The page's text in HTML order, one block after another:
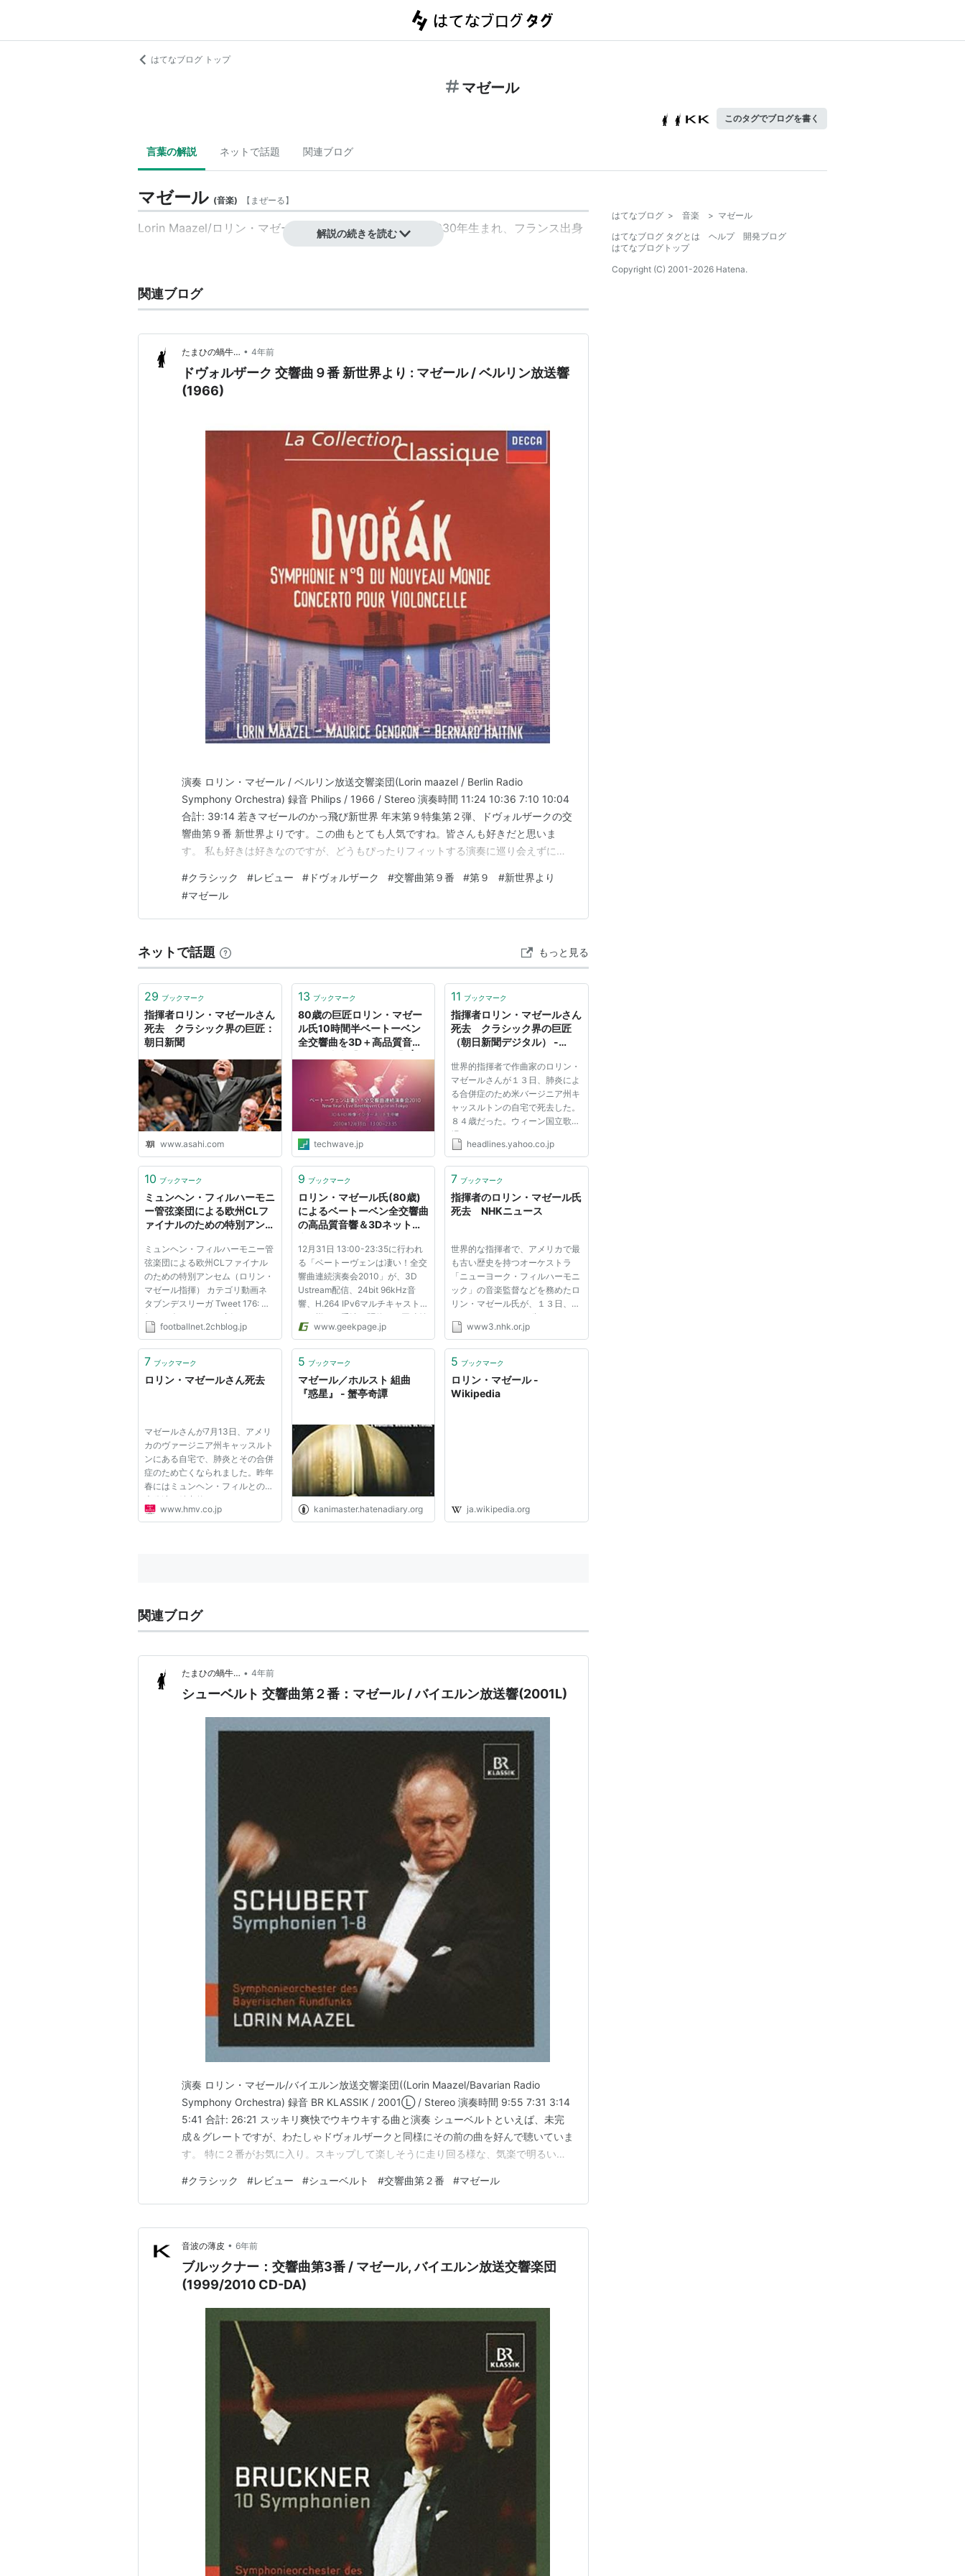
はてなブログ トップ
マゼール
このタグでブログを書く
言葉の解説 ネットで話題 関連ブログ
マゼール (音楽) 【 まぜーる】
Lorin Maazel/ ロリン・マゼール 、クラシック、指揮者、1930年生まれ、フランス出身
解説の続きを読む
関連ブログ
たまひの蝸牛… • 4年前
ドヴォルザーク 交響曲９番 新世界より : マゼール / ベルリン放送響
(1966)
演奏 ロリン・マゼール / ベルリン放送交響楽団(Lorin maazel / Berlin Radio
Symphony Orchestra) 録音 Philips / 1966 / Stereo 演奏時間 11:24 10:36 7:10 10:04
合計: 39:14 若きマゼールのかっ飛び新世界 年末第９特集第２弾、ドヴォルザークの交
響曲第９番 新世界よりです。この曲もとても人気ですね。皆さんも好きだと思いま
す。 私も好きは好きなのですが、どうもぴったりフィットする演奏に巡り会えずにい
けない田舎っぽい雰囲気が…
#クラシック #レビュー # ドヴォルザーク #交響曲第９番 #第９ #新世界より
#マゼール
ネットで話題 もっと見る
29 ブックマーク
指揮者ロリン・マゼールさん
死去 クラシック界の巨匠：
朝日新聞
www.asahi.com
13 ブックマーク
80歳の巨匠ロリン・マゼー
ル氏10時間半ベートーベン
全交響曲を3D＋高品質音響
TechWave（テックウェー
techwave.jp
11 ブックマーク
指揮者ロリン・マゼールさん
死去 クラシック界の巨匠
（朝日新聞デジタル） -
世界的指揮者で作曲家のロリン・
マゼールさんが１３日、肺炎によ
る合併症のため米バージニア州キ
ャッスルトンの自宅で死去した。
８４歳だった。ウィーン国立歌劇
場やニューヨーク・フィルハーモ
ニックなど欧米の数々の歌劇場を
巨匠だった。（ニューヨーク＝中
headlines.yahoo.co.jp
10 ブックマーク
ミュンヘン・フィルハーモニ
ー管弦楽団による欧州CLフ
ァイナルのための特別アンセ
: footballnet
ミュンヘン・フィルハーモニー管
弦楽団による欧州CLファイナル
のための特別アンセム（ロリン・
マゼール指揮） カテゴリ動画ネ
タブンデスリーガ Tweet 176: 名
無しに人種はない＠実況はサッカ
ーch 2013/05/20(月)
リン・マゼール指揮 ミュンヘ
レゼンツ CLファ...
footballnet.2chblog.jp
9 ブックマーク
ロリン・マゼール氏(80歳)
によるベートーベン全交響曲
の高品質音響＆3Dネット中
12月31日 13:00-23:35に行われ
る「ベートーヴェンは凄い！全交
響曲連続演奏会2010」が、3D
Ustream配信、24bit 96kHz音
響、H.264 IPv6マルチキャストな
ど、様々な手法を駆使した同時並
列高品質配信されます。 このク
演奏そのものも凄いです。 2010
ン・マゼー...
www.geekpage.jp
7 ブックマーク
指揮者のロリン・マゼール氏
死去 NHKニュース
世界的な指揮者で、アメリカで最
も古い歴史を持つオーケストラ
「ニューヨーク・フィルハーモニ
ック」の音楽監督などを務めたロ
リン・マゼール氏が、１３日、亡
くなりました。 ８４歳でした。
アメリカ人のロリン・マゼール氏
５歳からバイオリン、７歳から指
www3.nhk.or.jp
7 ブックマーク
ロリン・マゼールさん死去
マゼールさんが7月13日、アメリ
カのヴァージニア州キャッスルト
ンにある自宅で、肺炎とその合併
症のため亡くなられました。昨年
春にはミュンヘン・フィルとの日
本公演を精力的におこなっていた
マゼールさんですが、ここ数ヶ月
www.hmv.co.jp
5 ブックマーク
マゼール／ホルスト 組曲
『惑星』 - 蟹亭奇譚
kanimaster.hatenadiary.org
5 ブックマーク
ロリン・マゼール -
Wikipedia
ja.wikipedia.org
関連ブログ
たまひの蝸牛… • 4年前
シューベルト 交響曲第２番：マゼール / バイエルン放送響(2001L)
演奏 ロリン・マゼール/バイエルン放送交響楽団((Lorin Maazel/Bavarian Radio
Symphony Orchestra) 録音 BR KLASSIK / 2001Ⓛ / Stereo 演奏時間 9:55 7:31 3:14
5:41 合計: 26:21 スッキリ爽快でウキウキする曲と演奏 シューベルトといえば、未完
成＆グレートですが、わたしゃドヴォルザークと同様にその前の曲を好んで聴いていま
す。 特に２番がお気に入り。スキップして楽しそうに走り回る様な、気楽で明るい雰
起こした様な潔さがあって、…
#クラシック #レビュー #シューベルト #交響曲第２番 #マゼール
音波の薄皮 • 6年前
ブルックナー：交響曲第3番 / マゼール, バイエルン放送交響楽団
(1999/2010 CD-DA)
はてなブログ > 音楽 > マゼール
はてなブログ タグとは
ヘルプ
開発ブログ
はてなブログトップ
Copyright (C) 2001-2026 Hatena.